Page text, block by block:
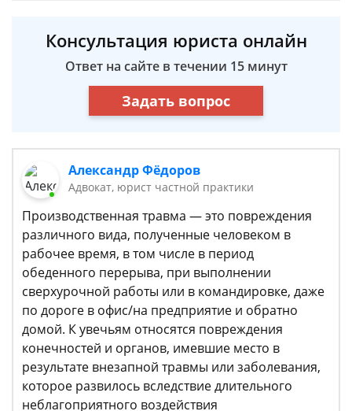
Консультация юриста онлайн
Ответ на сайте в течении 15 минут
Задать вопрос
Александр Фёдоров
Адвокат, юрист частной практики
Производственная травма — это повреждения
различного вида, полученные человеком в
рабочее время, в том числе в период
обеденного перерыва, при выполнении
сверхурочной работы или в командировке, даже
по дороге в офис/на предприятие и обратно
домой. К увечьям относятся повреждения
конечностей и органов, имевшие место в
результате внезапной травмы или заболевания,
которое развилось вследствие длительного
неблагоприятного воздействия